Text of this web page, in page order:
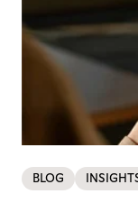
BLOG